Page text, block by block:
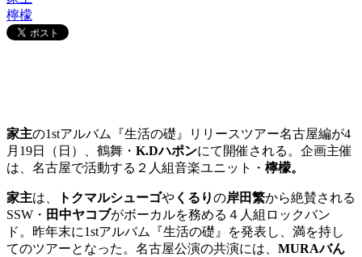
檸檬
家主の1stアルバム『生活の礎』リリースツアー名古屋編が4
月19日（日）、鶴舞・ K.Dハポンにて開催される。企画主催
は、名古屋で活動する２人組音楽ユニット・ 檸檬。
家主は、 トクマルシューゴや くるりの岸田繁から絶賛される
SSW・ 田中ヤコブがボーカルを務める４人組ロックバン
ド。昨年末に1stアルバム『生活の礎』を発表し、満を持し
てのツアーとなった。名古屋公演の共演には、 MURAバん